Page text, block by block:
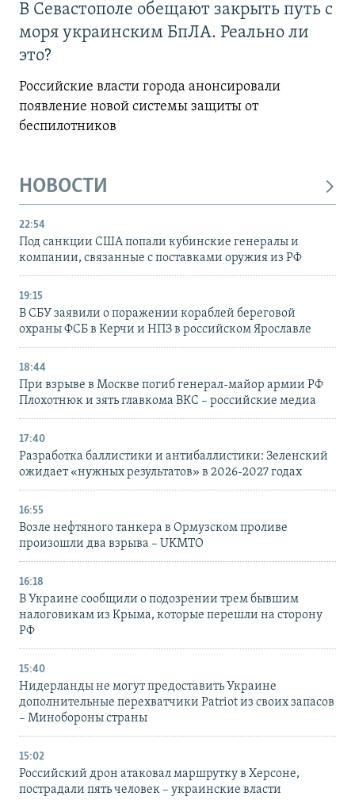
В Севастополе обещают закрыть путь с
моря украинским БпЛА. Реально ли
это?
Российские власти города анонсировали
появление новой системы защиты от
беспилотников
НОВОСТИ
22:54
Под санкции США попали кубинские генералы и
компании, связанные с поставками оружия из РФ
19:15
В СБУ заявили о поражении кораблей береговой
охраны ФСБ в Керчи и НПЗ в российском Ярославле
18:44
При взрыве в Москве погиб генерал-майор армии РФ
Плохотнюк и зять главкома ВКС – российские медиа
17:40
Разработка баллистики и антибаллистики: Зеленский
ожидает «нужных результатов» в 2026-2027 годах
16:55
Возле нефтяного танкера в Ормузском проливе
произошли два взрыва – UKMTO
16:18
В Украине сообщили о подозрении трем бывшим
налоговикам из Крыма, которые перешли на сторону
РФ
15:40
Нидерланды не могут предоставить Украине
дополнительные перехватчики Patriot из своих запасов
– Минобороны страны
15:02
Российский дрон атаковал маршрутку в Херсоне,
пострадали пять человек – украинские власти